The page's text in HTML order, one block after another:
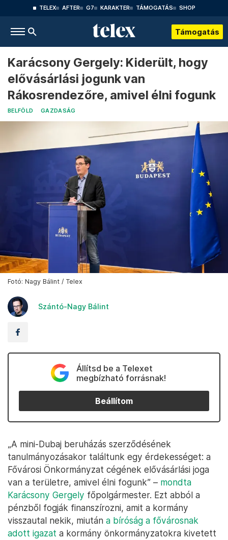
TELEX AFTER G7 KARAKTER TÁMOGATÁS SHOP
Támogatás
Karácsony Gergely: Kiderült, hogy
elővásárlási jogunk van
Rákosrendezőre, amivel élni fogunk
BELFÖLD GAZDASÁG
Fotó: Nagy Bálint / Telex
Szántó-Nagy Bálint
Állítsd be a Telexet
megbízható forrásnak!
Beállítom
„A mini-Dubaj beruházás szerződésének
tanulmányozásakor találtunk egy érdekességet: a
Fővárosi Önkormányzat cégének elővásárlási joga
van a területre, amivel élni fogunk” – mondta
Karácsony Gergely főpolgármester. Ezt abból a
pénzből fogják finanszírozni, amit a kormány
visszautal nekik, miután a bíróság a fővárosnak
adott igazat a kormány önkormányzatokra kivetett